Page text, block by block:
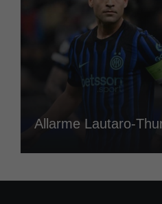
Allarme Lautaro-